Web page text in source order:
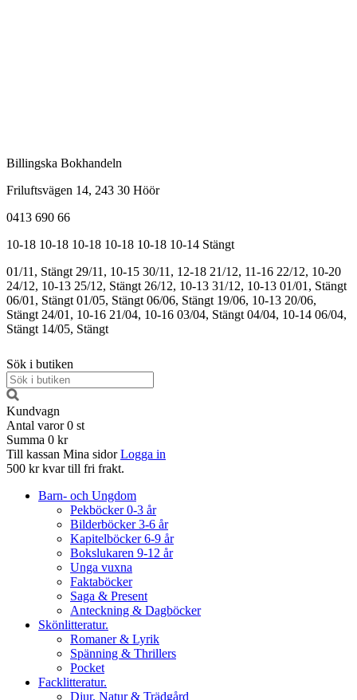
Billingska Bokhandeln
Friluftsvägen 14, 243 30 Höör
0413 690 66
10-18 10-18 10-18 10-18 10-18 10-14 Stängt
01/11, Stängt 29/11, 10-15 30/11, 12-18 21/12, 11-16 22/12, 10-20
24/12, 10-13 25/12, Stängt 26/12, 10-13 31/12, 10-13 01/01, Stängt
06/01, Stängt 01/05, Stängt 06/06, Stängt 19/06, 10-13 20/06,
Stängt 24/01, 10-16 21/04, 10-16 03/04, Stängt 04/04, 10-14 06/04,
Stängt 14/05, Stängt
Sök i butiken
Kundvagn
Antal varor 0 st
Summa 0 kr
Till kassan Mina sidor Logga in
500 kr kvar till fri frakt.
Barn- och Ungdom
Pekböcker 0-3 år
Bilderböcker 3-6 år
Kapitelböcker 6-9 år
Bokslukaren 9-12 år
Unga vuxna
Faktaböcker
Saga & Present
Anteckning & Dagböcker
Skönlitteratur.
Romaner & Lyrik
Spänning & Thrillers
Pocket
Facklitteratur.
Djur, Natur & Trädgård